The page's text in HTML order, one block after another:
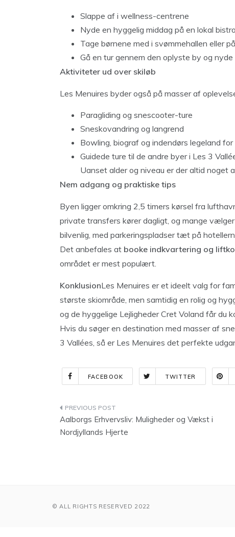
Slappe af i wellness-centrene
Nyde en hyggelig middag på en lokal bistro
Tage børnene med i svømmehallen eller
Gå en tur gennem den oplyste by og
Aktiviteter ud over skiløb
Les Menuires byder også på masser af
Paragliding og snescooter-ture
Sneskovandring og langrend
Bowling, biograf og indendørs legeland for
Guidede ture til de andre byer i Les 3
Uanset alder og niveau er der altid noget
Nem adgang og praktiske tips
Byen ligger omkring 2,5 timers kørsel fra
private transfers kører dagligt, og mange
bilvenlig, med parkeringspladser tæt på
Det anbefales at booke indkvartering og
området er mest populært.
KonklusionLes Menuires er et ideelt valg for
største skiområde, men samtidig en rolig og
og de hyggelige Lejligheder Cret Voland får du
Hvis du søger en destination med masser af
3 Vallées, så er Les Menuires det perfekte
FACEBOOK TWITTER
Indlægsnavigation
Aalborgs Erhvervsliv: Muligheder og Vækst i
Nordjyllands Hjerte
© ALL RIGHTS RESERVED 2022